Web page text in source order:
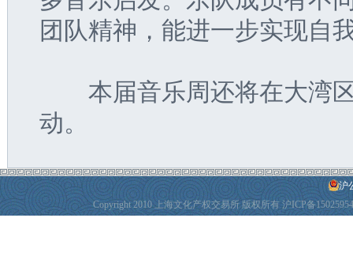
团队精神，能进一步实现自
本届音乐周还将在大湾区
动。
沪
Copyright 2010 上海文化产权交易所 版权所有沪ICP备